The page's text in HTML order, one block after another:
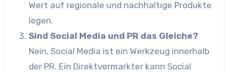
Wert auf regionale und nachhaltige Produkte
legen.
Sind Social Media und PR das Gleiche?
Nein, Social Media ist ein Werkzeug innerhalb
der PR. Ein Direktvermarkter kann Social